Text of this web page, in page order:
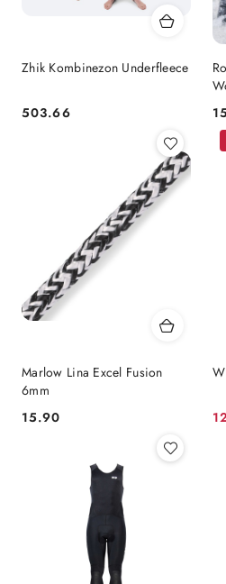
Zhik Kombinezon Underfleece
Cena:
503.66
Marlow Lina Excel Fusion
6mm
Cena:
15.90